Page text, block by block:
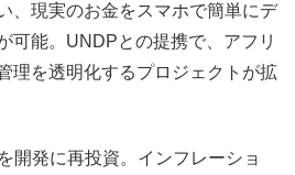
、現実のお金をスマホで簡単にデ
可能。UNDPとの提携で、アフリ
理を透明化するプロジェクトが拡
開発に再投資。インフレーショ